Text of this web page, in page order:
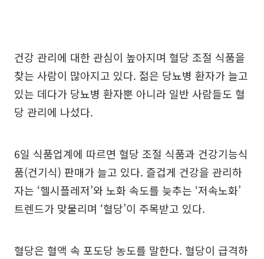
건강 관리에 대한 관심이 높아지며 혈당 조절 식품을
찾는 사람이 많아지고 있다. 젊은 당뇨병 환자가 늘고
있는 데다가 당뇨병 환자뿐 아니라 일반 사람들도 혈
당 관리에 나섰다.
6일 식품업계에 따르면 혈당 조절 식품과 건강기능식
품(건기식) 판매가 늘고 있다. 즐겁게 건강을 관리하
자는 ‘헬시플레저’와 노화 속도를 늦추는 ‘저속노화’
트렌드가 맞물리며 ‘혈당’이 주목받고 있다.
혈당은 혈액 속 포도당 농도를 말한다. 혈당이 급격하